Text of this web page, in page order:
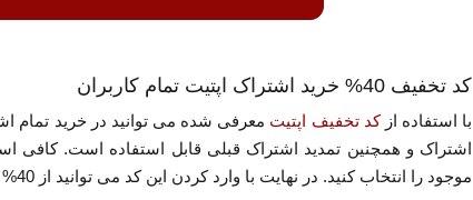
کد تخفیف 40% خرید اشتراک اپتیت تمام کاربران
با استفاده ازکد تخفیف اپتیت معرفی شده می توانید در خرید تمام
اشتراک و همچنین تمدید اشتراک قبلی قابل استفاده است.
موجود را انتخاب کنید. در نهایت با وارد کردن این کد می توانید از 40% تخفیف بهره مند شوید. برای استفاده از این کد روی گزینه «استفاده از کد تخفیف» کلیک کنید.